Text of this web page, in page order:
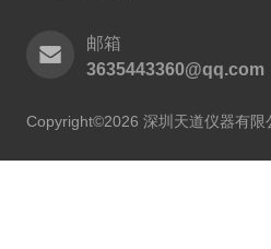
邮箱
3635443360@qq.com
Copyright©2026 深圳天道仪器有